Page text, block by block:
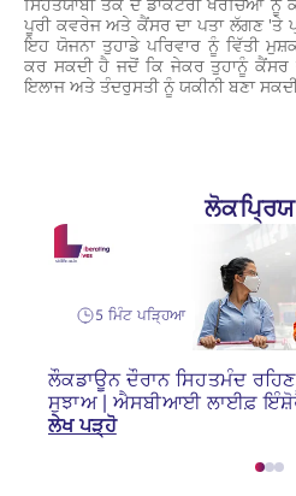
ਸਿਹਤਯਾਬੀ ਤੱਕ ਦੇ ਡਾਕਟਰੀ ਖਰਚਿਆਂ ਨੂੰ
ਪੂਰੀ ਕਵਰੇਜ ਅਤੇ ਕੈਂਸਰ ਦਾ ਪਤਾ ਲੱਗਣ 'ਤੇ
ਇਹ ਯੋਜਨਾ ਤੁਹਾਡੇ ਪਰਿਵਾਰ ਨੂੰ ਵਿੱਤੀ
ਕਰ ਸਕਦੀ ਹੈ ਜਦੋਂ ਕਿ ਜੇਕਰ ਤੁਹਾਨੂੰ ਕੈਂਸਰ
ਇਲਾਜ ਅਤੇ ਤੰਦਰੁਸਤੀ ਨੂੰ ਯਕੀਨੀ ਬਣਾ
5 ਮਿੰਟ ਪੜ੍ਹਿਆ
ਲੌਕਡਾਊਨ ਦੌਰਾਨ ਸਿਹਤਮੰਦ
ਸੁਝਾਅ | ਐਸਬੀਆਈ ਲਾਈਫ਼
ਲੇਖ ਪੜ੍ਹੋ